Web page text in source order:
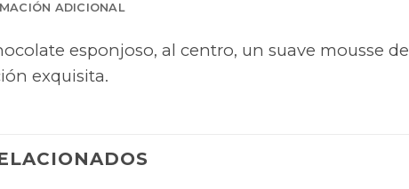
ADICIONAL
esponjoso, al centro, un suave mousse
exquisita.